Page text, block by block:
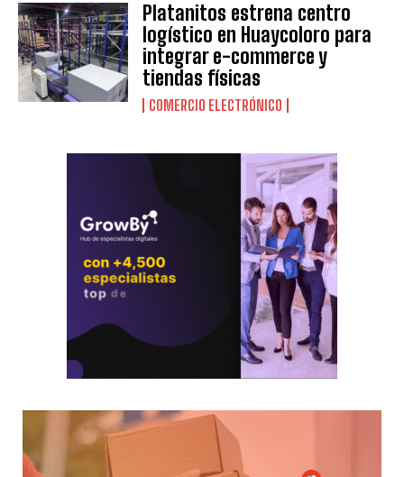
Platanitos estrena centro
logístico en Huaycoloro para
integrar e-commerce y
tiendas físicas
COMERCIO ELECTRÓNICO